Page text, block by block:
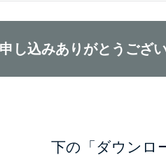
し込みありがとうござ
下の「ダウンロ